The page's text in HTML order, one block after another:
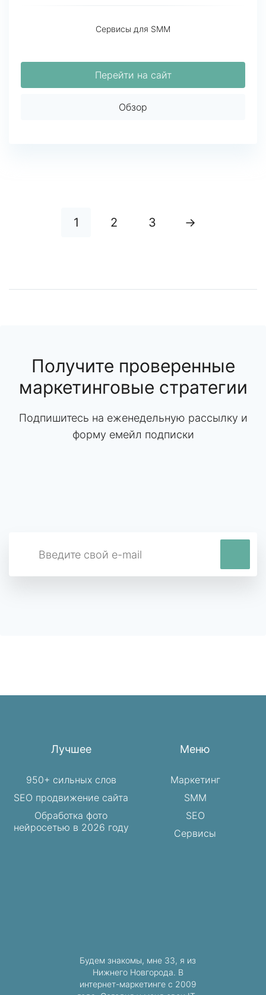
Сервисы для SMM
Перейти на сайт
Обзор
1 2 3 →
Получите проверенные
маркетинговые стратегии
Подпишитесь на еженедельную рассылку и
форму емейл подписки
Лучшее
950+ сильных слов
SEO продвижение сайта
Обработка фото
нейросетью в 2026 году
Меню
Маркетинг
SMM
SEO
Сервисы
Будем знакомы, мне 33, я из
Нижнего Новгорода. В
интернет-маркетинге с 2009